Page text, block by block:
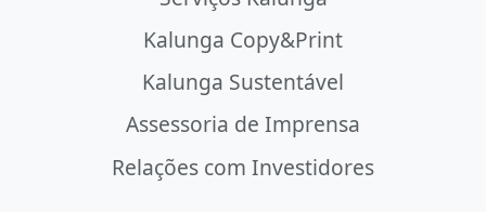
Kalunga Copy&Print
Kalunga Sustentável
Assessoria de Imprensa
Relações com Investidores